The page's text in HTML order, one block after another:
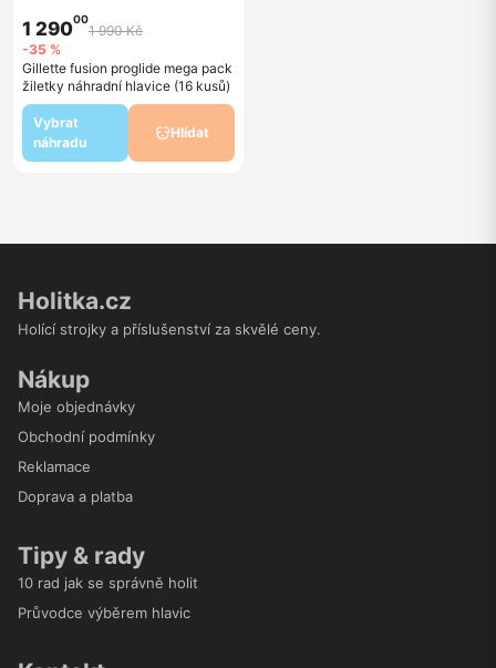
1 29000
1 990 Kč
-35 %
Gillette fusion proglide mega pack
žiletky náhradní hlavice (16 kusů)
Vybrat
náhradu
Hlídat
Holitka.cz
Holící strojky a příslušenství za skvělé ceny.
Nákup
Moje objednávky
Obchodní podmínky
Reklamace
Doprava a platba
Tipy & rady
10 rad jak se správně holit
Průvodce výběrem hlavic